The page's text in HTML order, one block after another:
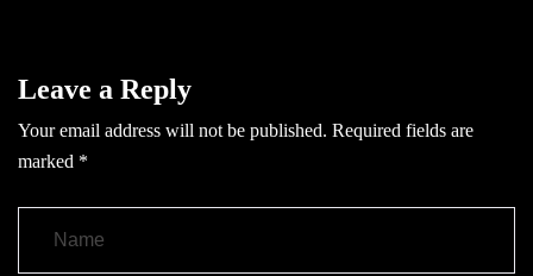
Leave a Reply
Your email address will not be published. Required fields are
marked *